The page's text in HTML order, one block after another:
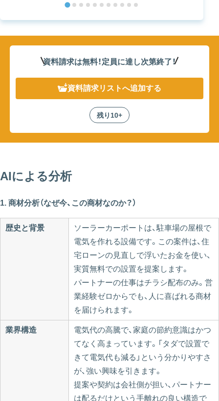
資料請求は無料！定員に達し次第終了！
資料請求リストへ追加する
残り10+
AIによる分析
1. 商材分析（なぜ今、この商材なのか？）
歴史と背景
ソーラーカーポートは、駐車場の屋根で
電気を作れる設備です。この案件は、住
宅ローンの見直しで浮いたお金を使い、
実質無料での設置を提案します。
パートナーの仕事はチラシ配布のみ。営
業経験ゼロからでも、人に喜ばれる商材
を届けられます。
業界構造
電気代の高騰で、家庭の節約意識はかつ
てなく高まっています。「タダで設置で
きて電気代も減る」という分かりやすさ
が、強い興味を引きます。
提案や契約は会社側が担い、パートナー
は配るだけという手離れの良い構造で